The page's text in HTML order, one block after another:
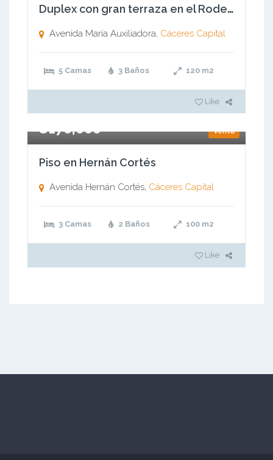
Duplex con gran terraza en el Rodeo
Avenida María Auxiliadora, Cáceres Capital
5 Camas 3 Baños 120 m2
Like
Venta
€170,000
Piso en Hernán Cortés
Avenida Hernán Cortés, Cáceres Capital
3 Camas 2 Baños 100 m2
Like